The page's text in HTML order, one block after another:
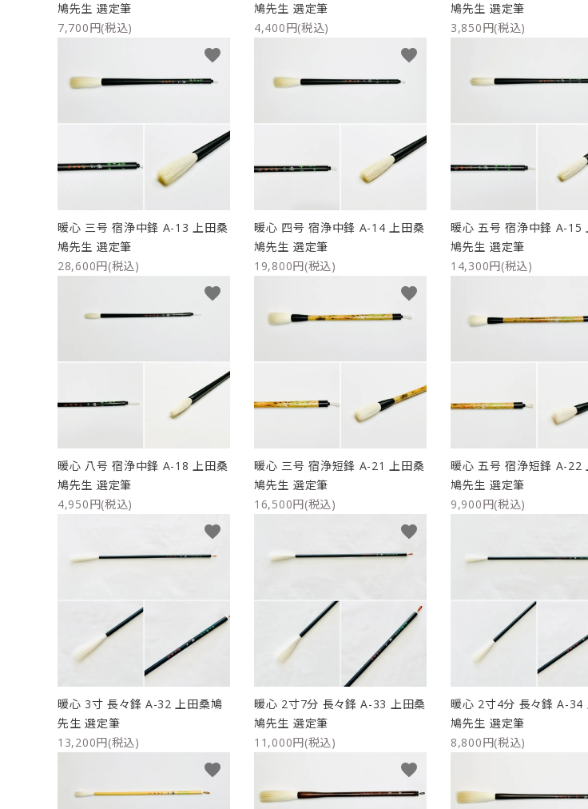
鳩先生 選定筆
7,700円(税込)
鳩先生 選定筆
4,400円(税込)
鳩先生 選定筆
3,850円(税込)
暖心 三号 宿浄中鋒 A-13 上田桑
鳩先生 選定筆
28,600円(税込)
favorite
暖心 四号 宿浄中鋒 A-14 上田桑
鳩先生 選定筆
19,800円(税込)
favorite
暖心 五号 宿浄中鋒 A-15
鳩先生 選定筆
14,300円(税込)
暖心 八号 宿浄中鋒 A-18 上田桑
鳩先生 選定筆
4,950円(税込)
favorite
暖心 三号 宿浄短鋒 A-21 上田桑
鳩先生 選定筆
16,500円(税込)
favorite
暖心 五号 宿浄短鋒 A-22
鳩先生 選定筆
9,900円(税込)
暖心 3寸 長々鋒 A-32 上田桑鳩
先生 選定筆
13,200円(税込)
favorite
暖心 2寸7分 長々鋒 A-33 上田桑
鳩先生 選定筆
11,000円(税込)
favorite
暖心 2寸4分 長々鋒 A-34
鳩先生 選定筆
8,800円(税込)
favorite favorite